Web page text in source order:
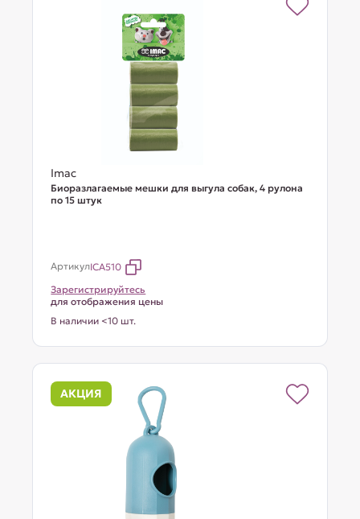
Imac
Биоразлагаемые мешки для выгула собак, 4 рулона
по 15 штук
АртикулICA510
Зарегистрируйтесь
для отображения цены
В наличии <10 шт.
АКЦИЯ